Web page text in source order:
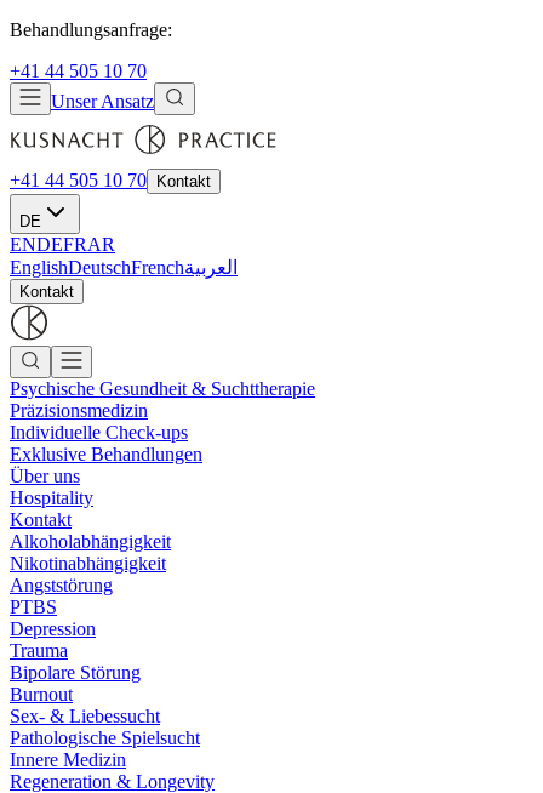
Behandlungsanfrage:
+41 44 505 10 70
Unser Ansatz
+41 44 505 10 70 Kontakt
DE
ENDEFRAR
EnglishDeutschFrenchالعربية
Kontakt
Psychische Gesundheit & Suchttherapie
Präzisionsmedizin
Individuelle Check-ups
Exklusive Behandlungen
Über uns
Hospitality
Kontakt
Alkoholabhängigkeit
Nikotinabhängigkeit
Angststörung
PTBS
Depression
Trauma
Bipolare Störung
Burnout
Sex- & Liebessucht
Pathologische Spielsucht
Innere Medizin
Regeneration & Longevity